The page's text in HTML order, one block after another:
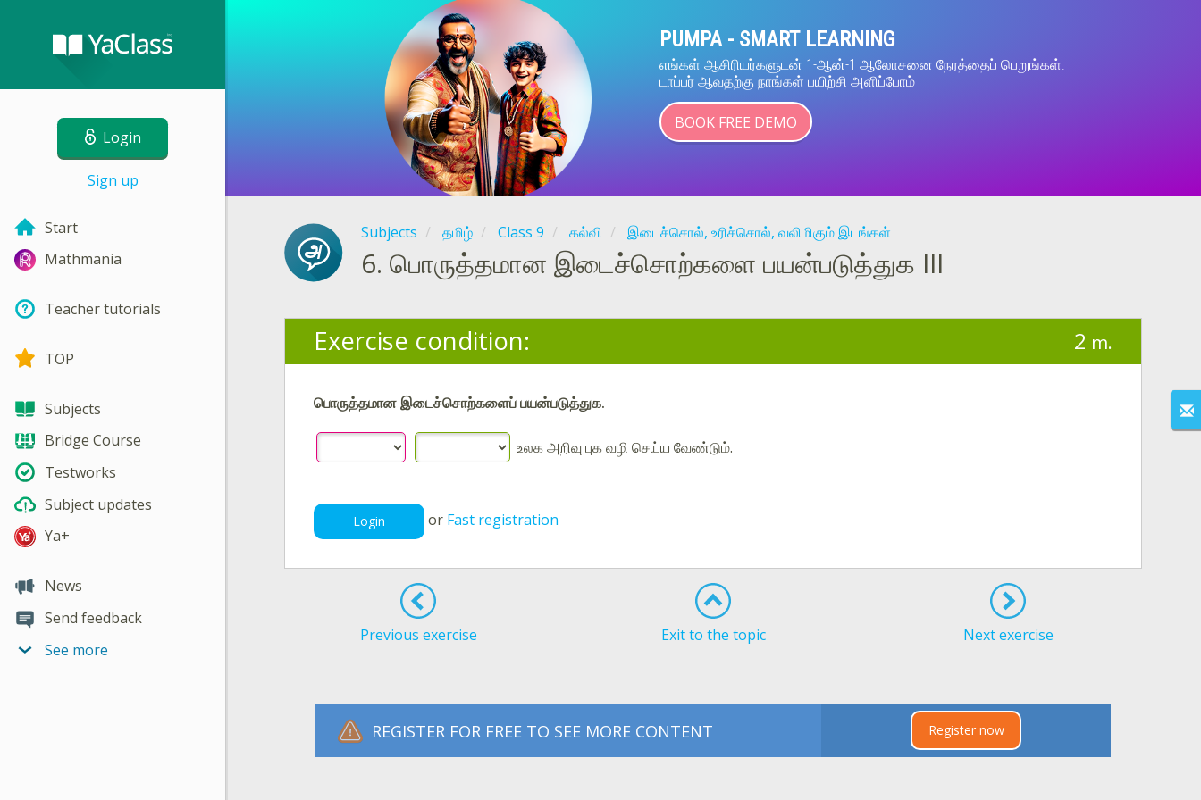
Login
Sign up
Start
Mathmania
Teacher tutorials
TOP
Subjects
Bridge Course
Testworks
Subject updates
Ya+
News
Send feedback
See more
PUMPA - SMART LEARNING
எங்கள் ஆசிரியர்களுடன் 1-ஆன்-1 ஆலோசனை நேரத்தைப் பெறுங்கள்.
டாப்பர் ஆவதற்கு நாங்கள் பயிற்சி அளிப்போம்
BOOK FREE DEMO
Subjects தமிழ் Class 9 கல்வி இடைச்சொல், உரிச்சொல், வலிமிகும் இடங்கள்
6. பொருத்தமான இடைச்சொற்களை பயன்படுத்துக III
Exercise condition: 2 m.
பொருத்தமான இடைச்சொற்களைப் பயன்படுத்துக.
உலக அறிவு புக வழி செய்ய வேண்டும்.
Login or Fast registration
Previous exercise Exit to the topic Next exercise
REGISTER FOR FREE TO SEE MORE CONTENT Register now